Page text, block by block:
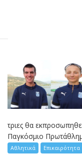
τριες θα
Παγκόσμιο
Αθλητικά Επικαιρότητα